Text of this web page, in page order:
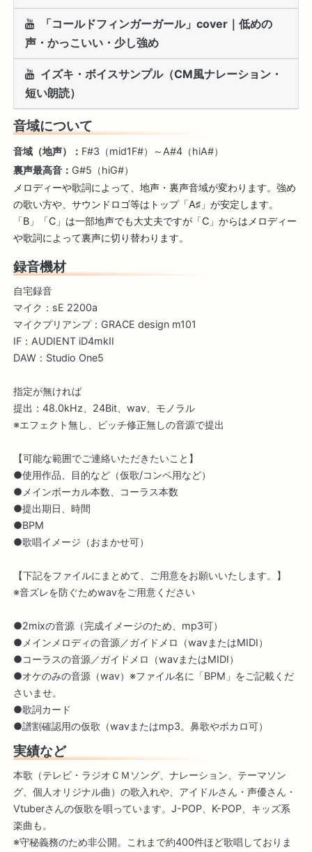
「コールドフィンガーガール」cover｜低めの
声・かっこいい・少し強め
イズキ・ボイスサンプル（CM風ナレーション・
短い朗読）
音域について
音域（地声）： F#3（mid1F#）～A#4（hiA#）
裏声最高音： G#5（hiG#）
メロディーや歌詞によって、地声・裏声音域が変わります。強め
の歌い方や、サウンドロゴ等はトップ「A♯」が安定します。
「B」「C」は一部地声でも大丈夫ですが「C」からはメロディー
や歌詞によって裏声に切り替わります。
録音機材
自宅録音
マイク：sE 2200a
マイクプリアンプ：GRACE design m101
IF：AUDIENT iD4mkII
DAW：Studio One5
指定が無ければ
提出：48.0kHz、24Bit、wav、モノラル
※エフェクト無し、ピッチ修正無しの音源で提出
【可能な範囲でご連絡いただきたいこと】
●使用作品、目的など（仮歌/コンペ用など）
●メインボーカル本数、コーラス本数
●提出期日、時間
●BPM
●歌唱イメージ（おまかせ可）
【下記をファイルにまとめて、ご用意をお願いいたします。】
※音ズレを防ぐためwavをご用意ください
●2mixの音源（完成イメージのため、mp3可）
●メインメロディの音源／ガイドメロ（wavまたはMIDI）
●コーラスの音源／ガイドメロ（wavまたはMIDI）
●オケのみの音源（wav）※ファイル名に「BPM」をご記載くだ
さいませ。
●歌詞カード
●譜割確認用の仮歌（wavまたはmp3。鼻歌やボカロ可）
実績など
本歌（テレビ・ラジオＣＭソング、ナレーション、テーマソン
グ、個人オリジナル曲）の歌入れや、アイドルさん・声優さん・
Vtuberさんの仮歌を唄っています。J-POP、K-POP、キッズ系
楽曲も。
※守秘義務のため非公開。これまで約400件ほど歌唱しておりま